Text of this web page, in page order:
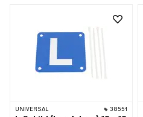
benzinbeständig · Transferfolie: Ja ·
Breite: 120 mm · Höhe: 30 mm
UNIVERSAL 38551